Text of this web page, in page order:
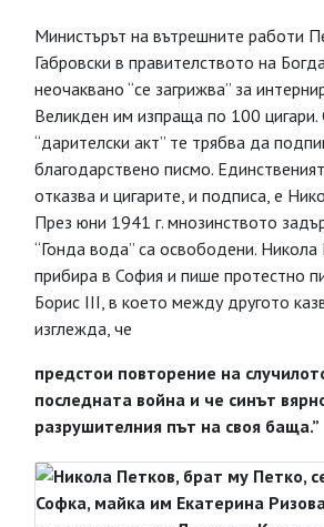
Министърът на вътрешните работи
Габровски в правителството на
неочаквано “се загрижва” за
Великден им изпраща по 100 цигари.
“дарителски акт” те трябва да
благодарствено писмо.
отказва и цигарите, и подписа, е
През юни 1941 г. мнозинството
“Гонда вода” са освободени. Никола
прибира в София и пише протестно
Борис III, в което между другото
изглежда, че
предстои повторение на
последната война и че синът
разрушителния път на своя баща.”